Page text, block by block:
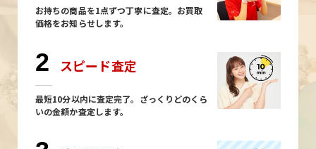
お持ちの商品を1点ずつ丁寧に査定。お買取
価格をお知らせします。
2 スピード査定
最短10分以内に査定完了。ざっくりどのくら
いの金額か査定します。